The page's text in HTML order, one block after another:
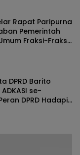
Rapat Paripurna
Pemerintah
Fraksi-Fraksi
DPRD Barito
se-
DPRD Hadapi
Daerah